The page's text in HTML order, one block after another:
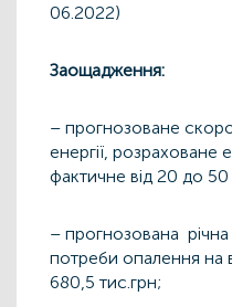
06.2022)
Заощадження:
– прогнозоване
енергії, розраховане
фактичне від 20 до 50
– прогнозована
потреби опалення на
680,5 тис.грн;